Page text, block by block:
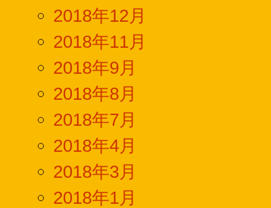
2018年12月
2018年11月
2018年9月
2018年8月
2018年7月
2018年4月
2018年3月
2018年1月